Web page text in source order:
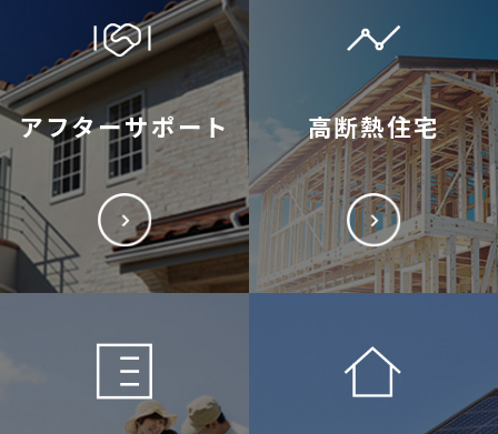
アフターサポート 高断熱住宅